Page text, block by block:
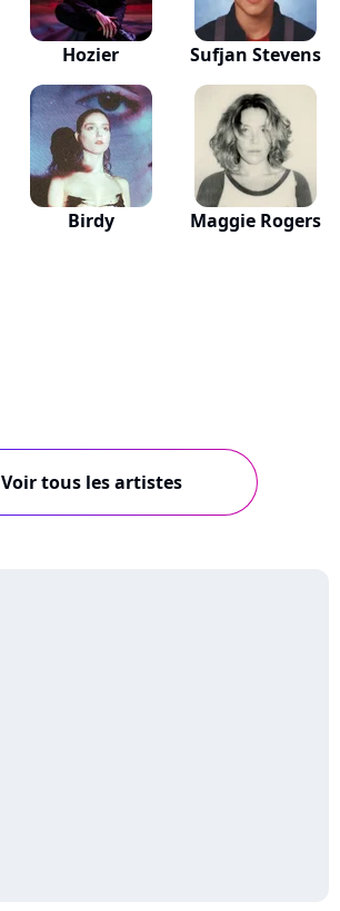
Hozier Sufjan Stevens
Birdy Maggie Rogers
Voir tous les artistes